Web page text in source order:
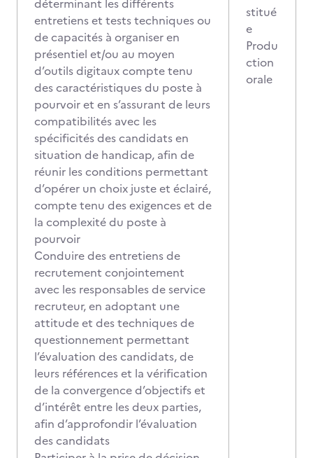
déterminant les différents
entretiens et tests techniques ou
de capacités à organiser en
présentiel et/ou au moyen
d’outils digitaux compte tenu
des caractéristiques du poste à
pourvoir et en s’assurant de leurs
compatibilités avec les
spécificités des candidats en
situation de handicap, afin de
réunir les conditions permettant
d’opérer un choix juste et éclairé,
compte tenu des exigences et de
la complexité du poste à
pourvoir
Conduire des entretiens de
recrutement conjointement
avec les responsables de service
recruteur, en adoptant une
attitude et des techniques de
questionnement permettant
l’évaluation des candidats, de
leurs références et la vérification
de la convergence d’objectifs et
d’intérêt entre les deux parties,
afin d’approfondir l’évaluation
des candidats
stitué
e
Produ
ction
orale